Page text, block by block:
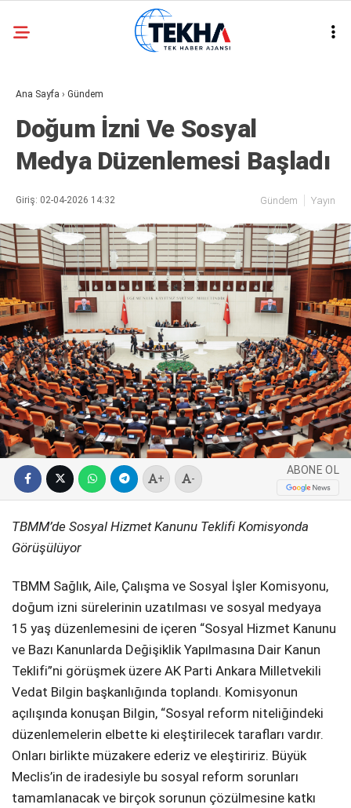
WhatsApp İhbar
Hattı
Instagram
Youtube
31.8
ASAYIŞ
GÜNDEM
EKONOMI
POLITIKA
SIYASET
DÜNYA
METEOROLOJI
SPOR
SERVISLER
Ana Sayfa › Gündem
Doğum İzni Ve Sosyal
Medya Düzenlemesi Başladı
Giriş: 02-04-2026 14:32 Gündem Yayın
+ -
ABONE OL
TBMM’de Sosyal Hizmet Kanunu Teklifi Komisyonda
Görüşülüyor
TBMM Sağlık, Aile, Çalışma ve Sosyal İşler Komisyonu,
doğum izni sürelerinin uzatılması ve sosyal medyaya
15 yaş düzenlemesini de içeren “Sosyal Hizmet Kanunu
ve Bazı Kanunlarda Değişiklik Yapılmasına Dair Kanun
Teklifi”ni görüşmek üzere AK Parti Ankara Milletvekili
Vedat Bilgin başkanlığında toplandı. Komisyonun
açılışında konuşan Bilgin, “Sosyal reform niteliğindeki
düzenlemelerin elbette ki eleştirilecek tarafları vardır.
Onları birlikte müzakere ederiz ve eleştiririz. Büyük
Meclis’in de iradesiyle bu sosyal reform sorunları
tamamlanacak ve birçok sorunun çözülmesine katkı